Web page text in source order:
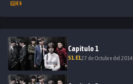
ES
Capitulo 1
S1.E127 de Octubre del 2014